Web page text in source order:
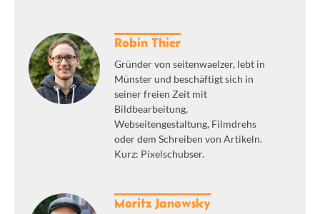
Robin Thier
Gründer von seitenwaelzer, lebt in
Münster und beschäftigt sich in
seiner freien Zeit mit
Bildbearbeitung,
Webseitengestaltung, Filmdrehs
oder dem Schreiben von Artikeln.
Kurz: Pixelschubser.
Moritz Janowsky